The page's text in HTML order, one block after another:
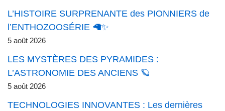
L’HISTOIRE SURPRENANTE des PIONNIERS de
l’ENTHOZOOSÉRIE 🦙✨
5 août 2026
LES MYSTÈRES DES PYRAMIDES :
L’ASTRONOMIE DES ANCIENS 🪐
5 août 2026
TECHNOLOGIES INNOVANTES : Les dernières